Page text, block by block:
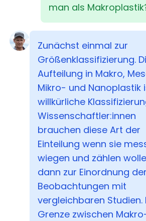
man als
Zunächst einmal zur
Größenklassifizierung.
Aufteilung in Makro,
Mikro- und Nanoplastik
willkürliche
Wissenschaftler:innen
brauchen diese Art der
Einteilung wenn sie
wiegen und zählen
dann zur Einordnung der
Beobachtungen mit
vergleichbaren Studien.
Grenze zwischen